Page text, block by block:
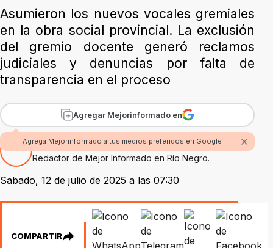
Asumieron los nuevos vocales gremiales
en la obra social provincial. La exclusión
del gremio docente generó reclamos
judiciales y denuncias por falta de
transparencia en el proceso
Agregar Mejorinformado en
Agrega Mejorinformado a tus medios preferidos en Google
Por Fabian Rossi
Redactor de Mejor Informado en Río Negro.
Sabado, 12 de julio de 2025 a las 07:30
COMPARTIR